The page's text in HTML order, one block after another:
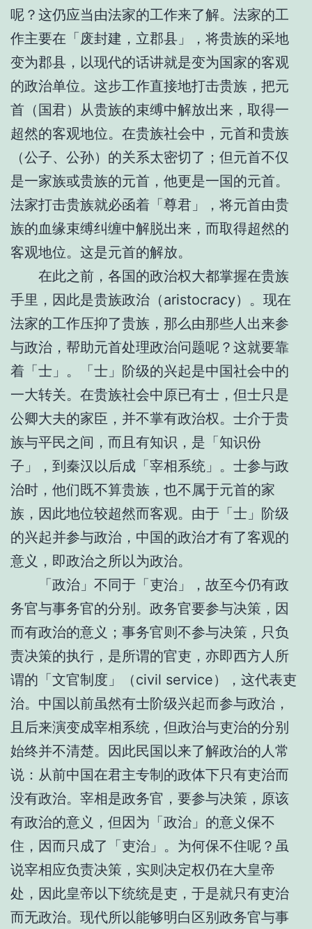
呢？这仍应当由法家的工作来了解。法家的工
作主要在「废封建，立郡县」，将贵族的采地
变为郡县，以现代的话讲就是变为国家的客观
的政治单位。这步工作直接地打击贵族，把元
首（国君）从贵族的束缚中解放出来，取得一
超然的客观地位。在贵族社会中，元首和贵族
（公子、公孙）的关系太密切了；但元首不仅
是一家族或贵族的元首，他更是一国的元首。
法家打击贵族就必函着「尊君」，将元首由贵
族的血缘束缚纠缠中解脱出来，而取得超然的
客观地位。这是元首的解放。
在此之前，各国的政治权大都掌握在贵族
手里，因此是贵族政治（aristocracy）。现在
法家的工作压抑了贵族，那么由那些人出来参
与政治，帮助元首处理政治问题呢？这就要靠
着「士」。「士」阶级的兴起是中国社会中的
一大转关。在贵族社会中原已有士，但士只是
公卿大夫的家臣，并不掌有政治权。士介于贵
族与平民之间，而且有知识，是「知识份
子」，到秦汉以后成「宰相系统」。士参与政
治时，他们既不算贵族，也不属于元首的家
族，因此地位较超然而客观。由于「士」阶级
的兴起并参与政治，中国的政治才有了客观的
意义，即政治之所以为政治。
「政治」不同于「吏治」，故至今仍有政
务官与事务官的分别。政务官要参与决策，因
而有政治的意义；事务官则不参与决策，只负
责决策的执行，是所谓的官吏，亦即西方人所
谓的「文官制度」（civil service），这代表吏
治。中国以前虽然有士阶级兴起而参与政治，
且后来演变成宰相系统，但政治与吏治的分别
始终并不清楚。因此民国以来了解政治的人常
说：从前中国在君主专制的政体下只有吏治而
没有政治。宰相是政务官，要参与决策，原该
有政治的意义，但因为「政治」的意义保不
住，因而只成了「吏治」。为何保不住呢？虽
说宰相应负责决策，实则决定权仍在大皇帝
处，因此皇帝以下统统是吏，于是就只有吏治
而无政治。现代所以能够明白区别政务官与事